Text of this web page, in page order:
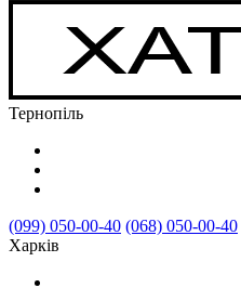
Тернопіль
(099) 050-00-40 (068) 050-00-40
Харків